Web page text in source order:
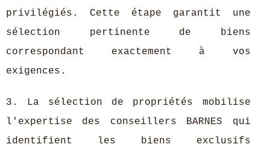
privilégiés. Cette étape garantit une
sélection pertinente de biens
correspondant exactement à vos
exigences.
3. La sélection de propriétés mobilise
l'expertise des conseillers BARNES qui
identifient les biens exclusifs